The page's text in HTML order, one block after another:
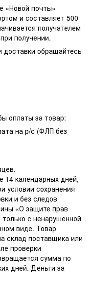
«Новой почты»
и составляет 500
получателем
получении.
доставки обращайтесь
оплаты за товар:
на р/с (ФЛП без
14 календарных дней,
условии сохранения
и без следов
«О защите прав
с ненарушенной
виде. Товар
склад поставщика или
проверки
сумма по
дней. Деньги за